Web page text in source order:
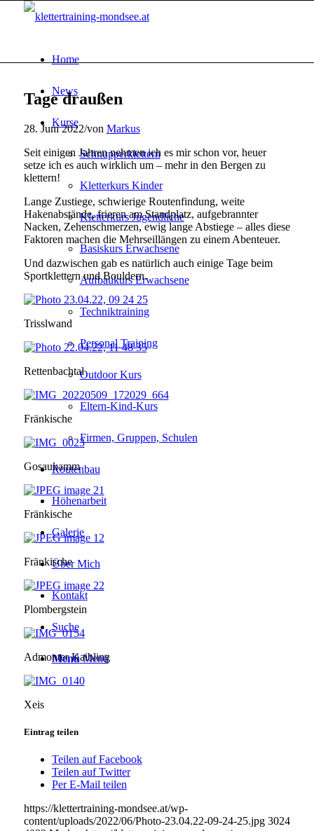
Home
News
Kurse
Schnupperklettern
Kletterkurs Kinder
Kletterkurs Jugendliche
Basiskurs Erwachsene
Aufbaukurs Erwachsene
Techniktraining
Personal Training
Outdoor Kurs
Eltern-Kind-Kurs
Firmen, Gruppen, Schulen
Routenbau
Höhenarbeit
Galerie
Über Mich
Kontakt
Suche
Menü Menü
Tage draußen
28. Juni 2022/von Markus
Seit einigen Jahren nehmen ich es mir schon vor, heuer
setze ich es auch wirklich um – mehr in den Bergen zu
klettern!
Lange Zustiege, schwierige Routenfindung, weite
Hakenabstände, frieren am Standplatz, aufgebrannter
Nacken, Zehenschmerzen, ewig lange Abstiege – alles diese
Faktoren machen die Mehrseillängen zu einem Abenteuer.
Und dazwischen gab es natürlich auch einige Tage beim
Sportklettern und Bouldern.
Trisslwand
Rettenbachtal
Fränkische
Gosaukamm
Fränkische
Fränkische
Plombergstein
Admonter Kaibling
Xeis
Eintrag teilen
Teilen auf Facebook
Teilen auf Twitter
Per E-Mail teilen
https://klettertraining-mondsee.at/wp-
content/uploads/2022/06/Photo-23.04.22-09-24-25.jpg 3024